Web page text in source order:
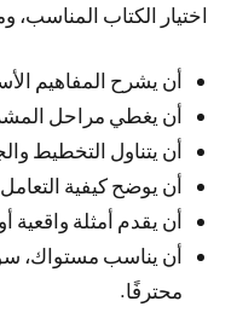
اختيار الكتاب المناسب،
أن يشرح المفاهيم
أن يغطي مراحل
أن يتناول التخطيط
أن يوضح كيفية
أن يقدم أمثلة واقعية
أن يناسب مستواك،
محترفًا.